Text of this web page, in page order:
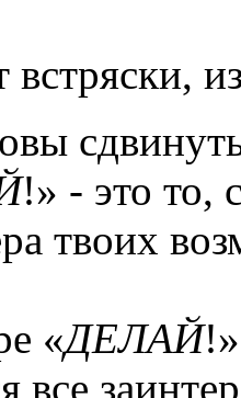
встряски,
!» - это то,
твоих
«ДЕЛАЙ
все